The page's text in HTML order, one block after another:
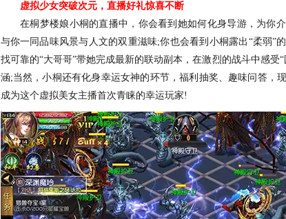
虚拟少女突破次元，直播好礼惊喜不断
在桐梦楼娘小桐的直播中，你会看到她如何化身导游，为你介
与你一同品味风景与人文的双重滋味;你也会看到小桐露出“柔弱”
找可靠的“大哥哥”带她完成最新的联动副本，在激烈的战斗中感受
涵;当然，小桐还有化身幸运女神的环节，福利抽奖、趣味问答，
成为这个虚拟美女主播首次青睐的幸运玩家!